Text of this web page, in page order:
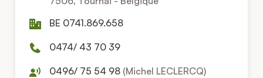
BE 0741.869.658
0474/ 43 70 39
0496/ 75 54 98 (Michel LECLERCQ)